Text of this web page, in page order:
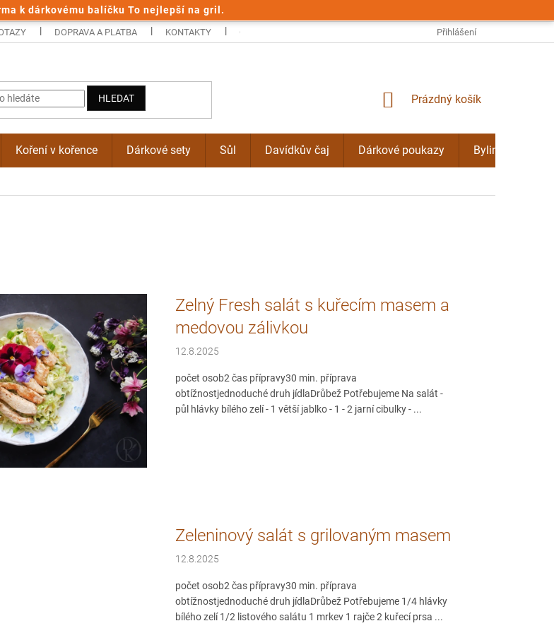
k dárkovému balíčku To nejlepší na gril.
DOPRAVA A PLATBA KONTAKTY OBCHODNÍ PODMÍNKY PODMÍNKY OCHRANY OSOBNÍCH ÚDAJŮ
Přihlášení
HLEDAT
NÁKUPNÍ
Prázdný košík
Koření v kořence Dárkové sety Sůl Davídkův čaj Dárkové poukazy Bylinné kúry
Zelný Fresh salát s kuřecím masem a
medovou zálivkou
12.8.2025
počet osob2 čas přípravy30 min. příprava
obtížnostjednoduché druh jídlaDrůbež Potřebujeme Na salát -
půl hlávky bílého zelí - 1 větší jablko - 1 - 2 jarní cibulky - ...
Zeleninový salát s grilovaným masem
12.8.2025
počet osob2 čas přípravy30 min. příprava
obtížnostjednoduché druh jídlaDrůbež Potřebujeme 1/4 hlávky
bílého zelí 1/2 listového salátu 1 mrkev 1 rajče 2 kuřecí prsa ...